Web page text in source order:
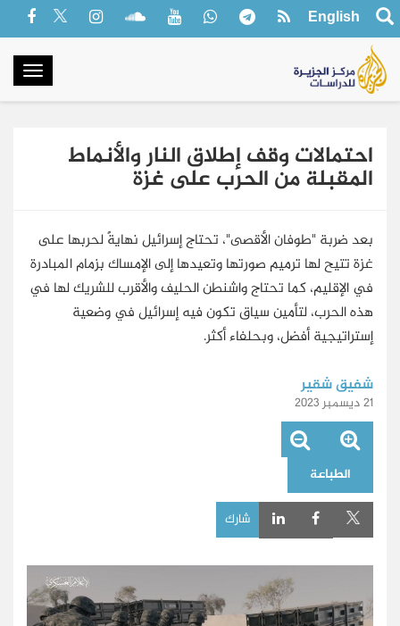
English
احتمالات وقف إطلاق النار والأنماط
المقبلة من الحرب على غزة
بعد ضربة "طوفان الأقصى"، تحتاج إسرائيل نهايةً لحربها على
غزة تتيح لها ترميم صورتها وتعيدها إلى الإمساك بزمام المبادرة
في الإقليم، كما تحتاج واشنطن الحليف والأقرب للشريك لها في
هذه الحرب، لتأمين سياق تكون فيه إسرائيل في وضعية
إستراتيجية أفضل، وبحلفاء أكثر.
شفيق شقير
21 ديسمبر 2023
الطباعة
شارك